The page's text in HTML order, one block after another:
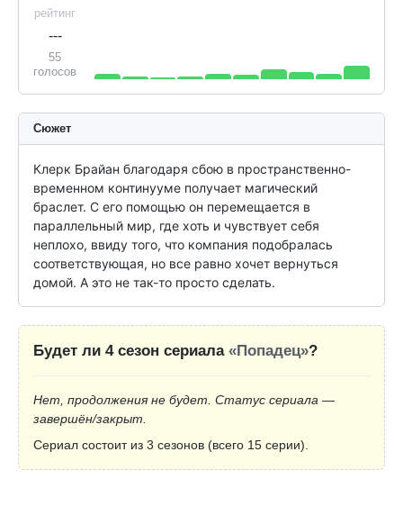
рейтинг
---
55
голосов
Сюжет
Клерк Брайан благодаря сбою в пространственно-
временном континууме получает магический
браслет. С его помощью он перемещается в
параллельный мир, где хоть и чувствует себя
неплохо, ввиду того, что компания подобралась
соответствующая, но все равно хочет вернуться
домой. А это не так-то просто сделать.
Будет ли 4 сезон сериала «Попадец»?
Нет, продолжения не будет. Статус сериала —
завершён/закрыт.
Сериал состоит из 3 сезонов (всего 15 серии).